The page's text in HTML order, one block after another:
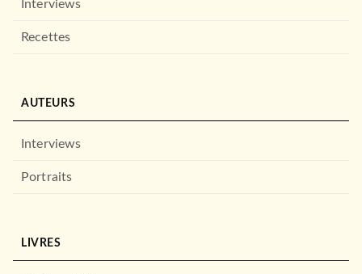
Interviews
Recettes
AUTEURS
Interviews
Portraits
LIVRES